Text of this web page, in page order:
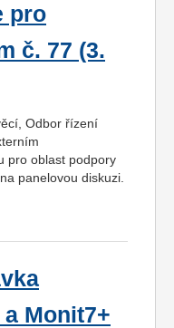
pro
č. 77 (3.
Odbor řízení
pro oblast podpory
panelovou diskuzi.
Monit7+